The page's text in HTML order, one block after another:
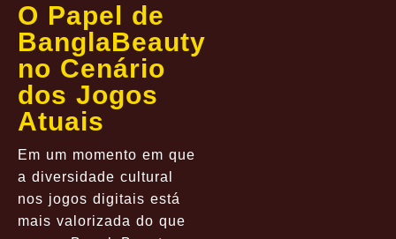
O Papel de
BanglaBeauty
no Cenário
dos Jogos
Atuais
Em um momento em que
a diversidade cultural
nos jogos digitais está
mais valorizada do que